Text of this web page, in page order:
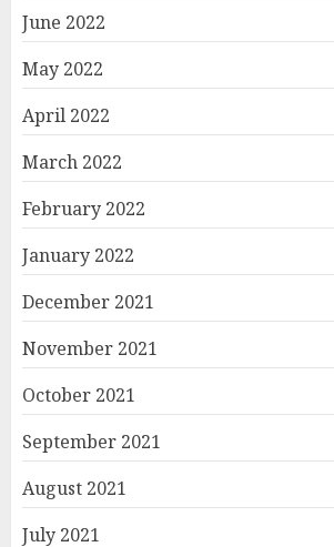
June 2022
May 2022
April 2022
March 2022
February 2022
January 2022
December 2021
November 2021
October 2021
September 2021
August 2021
July 2021